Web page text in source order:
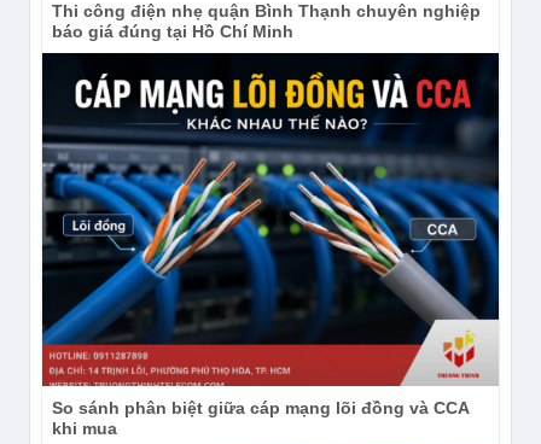
Thi công điện nhẹ quận Bình Thạnh chuyên nghiệp
báo giá đúng tại Hồ Chí Minh
So sánh phân biệt giữa cáp mạng lõi đồng và CCA
khi mua